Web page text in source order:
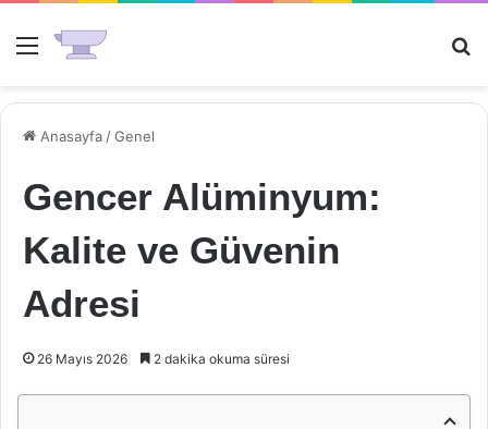
Menü
Anasayfa /Genel
Gencer Alüminyum:
Kalite ve Güvenin
Adresi
26 Mayıs 2026 2 dakika okuma süresi